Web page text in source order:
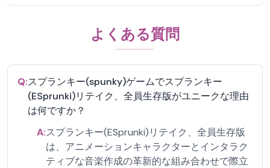
よくある質問
Q:スプランキー(spunky)ゲームでスプランキー
(ESprunki)リテイク、全員生存版がユニークな理由
は何ですか？
A:スプランキー(ESprunki)リテイク、全員生存版
は、アニメーションキャラクターとインタラク
ティブな音楽作成の革新的な組み合わせで際立